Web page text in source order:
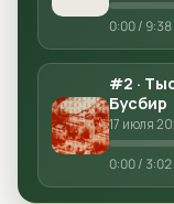
0:00 / 9:38
#2 ·
Бусбир
17 июля
0:00 / 3:02